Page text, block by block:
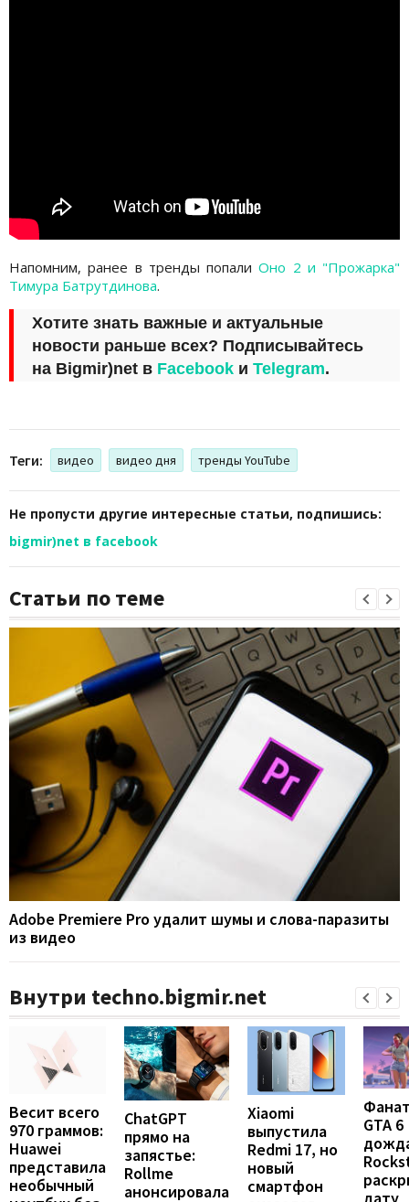
Напомним, ранее в тренды попалиОно 2 и "Прожарка"
Тимура Батрутдинова.
Хотите знать важные и актуальные
новости раньше всех? Подписывайтесь
на Bigmir)net в Facebook и Telegram.
Теги: видео видео дня тренды YouTube
Не пропусти другие интересные статьи, подпишись:
bigmir)net в facebook
Статьи по теме
Adobe Premiere Pro удалит шумы и слова-паразиты
из видео
Внутри techno.bigmir.net
Весит всего
970 граммов:
Huawei
представила
необычный
ChatGPT
прямо на
запястье:
Rollme
анонсировала
Xiaomi
выпустила
Redmi 17, но
новый
смартфон
GTA 6